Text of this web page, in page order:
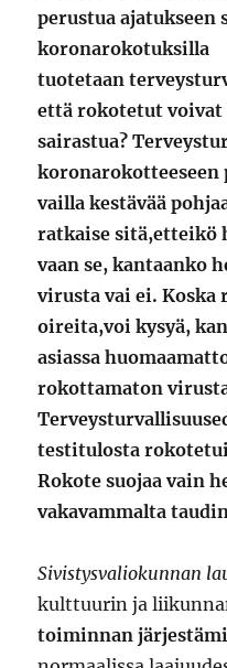
perustua ajatukseen
koronarokotuksilla
tuotetaan
että rokotetut voivat
sairastua?
koronarokotteeseen
vailla kestävää
ratkaise sitä,etteikö
vaan se, kantaanko
virusta vai ei. Koska
oireita,voi kysyä,
asiassa
rokottamaton
testitulosta
Rokote suojaa vain
vakavammalta
Sivistysvaliokunnan
kulttuurin ja
toiminnan